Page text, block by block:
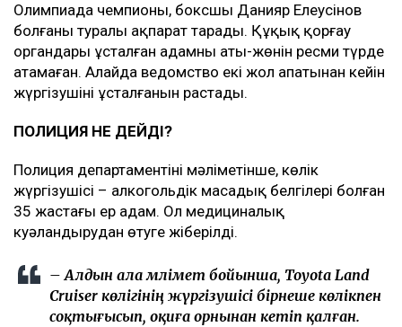
Олимпиада чемпионы, боксшы Данияр Елеусінов
болғаны туралы ақпарат тарады. Құқық қорғау
органдары ұсталған адамның аты-жөнін ресми түрде
атамаған. Алайда ведомство екі жол апатынан кейін
жүргізушінің ұсталғанын растады.
ПОЛИЦИЯ НЕ ДЕЙДІ?
Полиция департаментінің мәліметінше, көлік
жүргізушісі – алкогольдік масаңдық белгілері болған
35 жастағы ер адам. Ол медициналық
куәландырудан өтуге жіберілді.
– Алдын ала мәлімет бойынша, Toyota Land
Cruiser көлігінің жүргізушісі бірнеше көлікпен
соқтығысып, оқиға орнынан кетіп қалған.